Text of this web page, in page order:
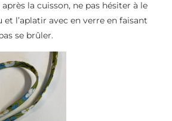
la cuisson, ne pas hésiter à le
et l’aplatir avec en verre en faisant
se brûler.